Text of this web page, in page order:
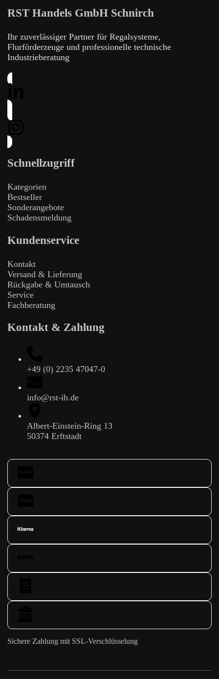
RST Handels GmbH Schnirch
Ihr zuverlässiger Partner für Regalsysteme,
Flurförderzeuge und professionelle technische
Industrieberatung
Schnellzugriff
Kategorien
Bestseller
Sonderangebote
Schadensmeldung
Kundenservice
Kontakt
Versand & Lieferung
Rückgabe & Umtausch
Service
Fachberatung
Kontakt & Zahlung
+49 (0) 2235 47047-0
info@rst-ib.de
Albert-Einstein-Ring 13
50374 Erftstadt
Sichere Zahlung mit SSL-Verschlüsselung